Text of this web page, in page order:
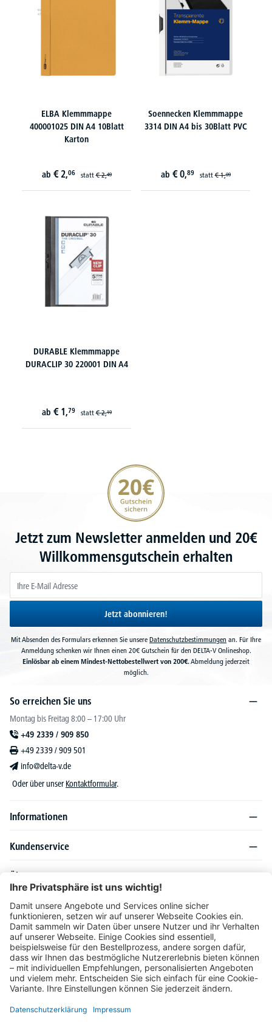
ELBA Klemmmappe
400001025 DIN A4 10Blatt
Karton
ab € 2,06 statt€ 2,49
Soennecken Klemmmappe
3314 DIN A4 bis 30Blatt PVC
ab € 0,89 statt€ 1,09
DURABLE Klemmmappe
DURACLIP 30 220001 DIN A4
ab € 1,79 statt€ 2,19
20€ Gutschein sichern
Jetzt zum Newsletter anmelden und 20€
Willkommensgutschein erhalten
Jetzt abonnieren!
Mit Absenden des Formulars erkennen Sie unsere Datenschutzbestimmungen an. Für Ihre
Anmeldung schenken wir Ihnen einen 20€ Gutschein für den DELTA-V Onlineshop.
Einlösbar ab einem Mindest-Nettobestellwert von 200€.Abmeldung jederzeit
möglich.
So erreichen Sie uns
Montag bis Freitag 8:00 – 17:00 Uhr
+49 2339 / 909 850
+49 2339 / 909 501
info@delta-v.de
Oder über unser Kontaktformular.
Informationen
Kundenservice
Über DELTA-V
Produktsortiment
Ratgeber
Folgen Sie uns auch auf
Unser Angebot richtet sich ausschließlich an Industrie, Handel, Gewerbe und